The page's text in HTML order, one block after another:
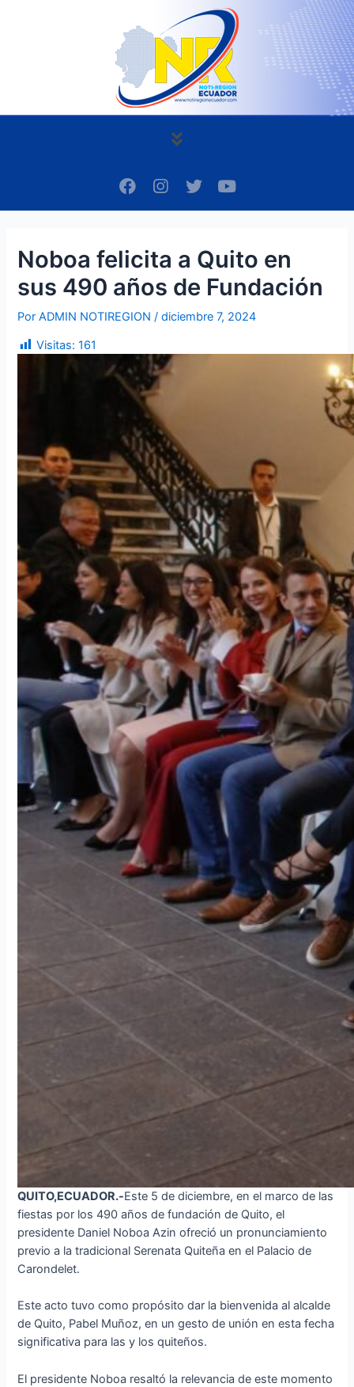
Menú
F
a
c
o
o
k
I
n
s
g
a
m
T
w
i
e
Y
o
u
b
Noboa felicita a Quito en
sus 490 años de Fundación
PorADMIN NOTIREGION/diciembre 7, 2024
Visitas: 161
QUITO,ECUADOR.-Este 5 de diciembre, en el marco de las
fiestas por los 490 años de fundación de Quito, el
presidente Daniel Noboa Azin ofreció un pronunciamiento
previo a la tradicional Serenata Quiteña en el Palacio de
Carondelet.
Este acto tuvo como propósito dar la bienvenida al alcalde
de Quito, Pabel Muñoz, en un gesto de unión en esta fecha
significativa para las y los quiteños.
El presidente Noboa resaltó la relevancia de este momento